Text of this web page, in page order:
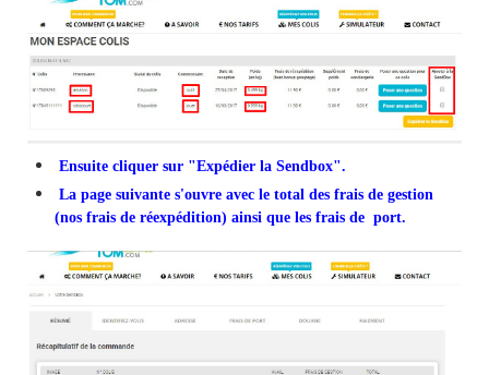
Ensuite cliquer sur "Expédier la Sendbox".
La page suivante s'ouvre avec le total des frais de gestion
(nos frais de réexpédition) ainsi que les frais de port.